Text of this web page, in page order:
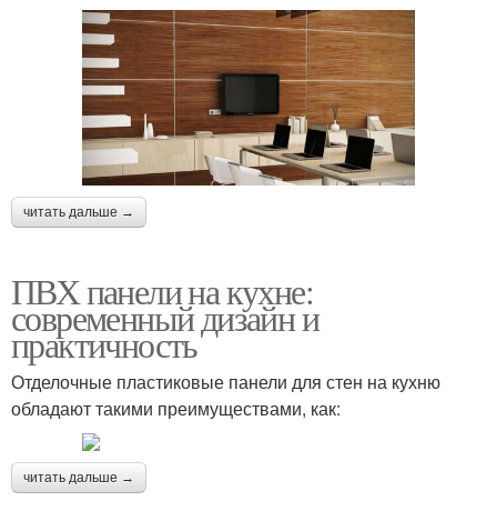
читать дальше →
ПВХ панели на кухне:
современный дизайн и
практичность
Отделочные пластиковые панели для стен на кухню
обладают такими преимуществами, как:
читать дальше →